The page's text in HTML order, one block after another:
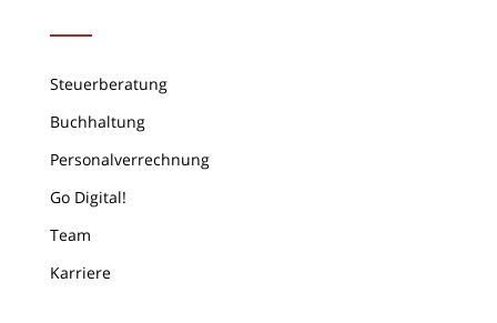
Steuerberatung
Buchhaltung
Personalverrechnung
Go Digital!
Team
Karriere